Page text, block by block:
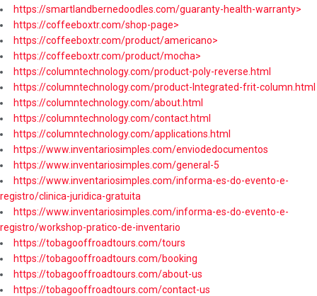
https://smartlandbernedoodles.com/guaranty-health-warranty>
https://coffeeboxtr.com/shop-page>
https://coffeeboxtr.com/product/americano>
https://coffeeboxtr.com/product/mocha>
https://columntechnology.com/product-poly-reverse.html
https://columntechnology.com/product-Integrated-frit-column.html
https://columntechnology.com/about.html
https://columntechnology.com/contact.html
https://columntechnology.com/applications.html
https://www.inventariosimples.com/enviodedocumentos
https://www.inventariosimples.com/general-5
https://www.inventariosimples.com/informa-es-do-evento-e-
registro/clinica-juridica-gratuita
https://www.inventariosimples.com/informa-es-do-evento-e-
registro/workshop-pratico-de-inventario
https://tobagooffroadtours.com/tours
https://tobagooffroadtours.com/booking
https://tobagooffroadtours.com/about-us
https://tobagooffroadtours.com/contact-us